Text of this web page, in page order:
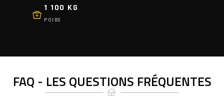
1 100 KG
POIDS
FAQ - LES QUESTIONS FRÉQUENTES